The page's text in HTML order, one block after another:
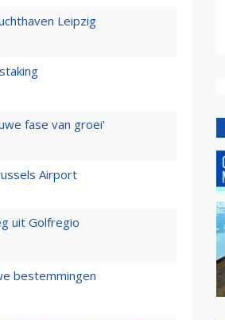
Leipzig
fase van groei'
Airport
uit Golfregio
bestemmingen